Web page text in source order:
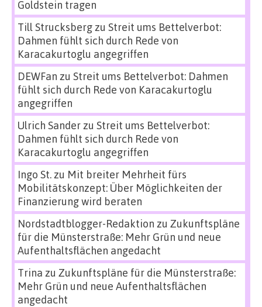
Goldstein tragen
Till Strucksbergzu Streit ums Bettelverbot:
Dahmen fühlt sich durch Rede von
Karacakurtoglu angegriffen
DEWFan zu Streit ums Bettelverbot: Dahmen
fühlt sich durch Rede von Karacakurtoglu
angegriffen
Ulrich Sanderzu Streit ums Bettelverbot:
Dahmen fühlt sich durch Rede von
Karacakurtoglu angegriffen
Ingo St.zu Mit breiter Mehrheit fürs
Mobilitätskonzept: Über Möglichkeiten der
Finanzierung wird beraten
Nordstadtblogger-Redaktion zu Zukunftspläne
für die Münsterstraße: Mehr Grün und neue
Aufenthaltsflächen angedacht
Trina zu Zukunftspläne für die Münsterstraße:
Mehr Grün und neue Aufenthaltsflächen
angedacht